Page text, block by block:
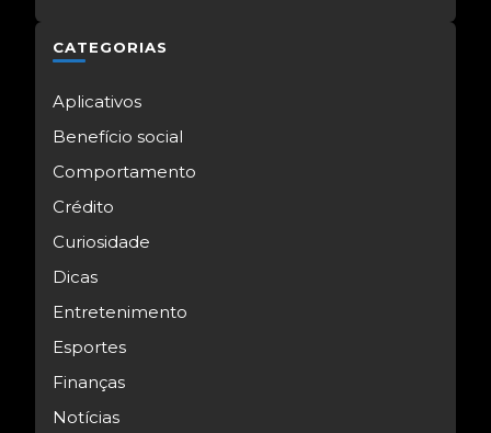
CATEGORIAS
Aplicativos
Benefício social
Comportamento
Crédito
Curiosidade
Dicas
Entretenimento
Esportes
Finanças
Notícias